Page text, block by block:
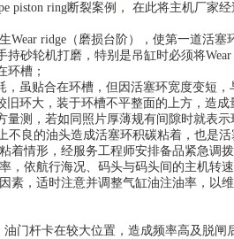
piston ring断裂案例， 在此将主机厂家
ridge（磨损台阶），使第一道活塞
砂轮机打磨，特别是吊缸时必须将Wear
环槽；
虽贴合在环槽，但因活塞环宽度变短，
环大，装于环槽不平整面的上方，造成
测，若如同照片厚薄规有间隙时就表示
不良的油头造成活塞环积碳粘着，也是
着情形，经服务工程师安排备品紧急调
，依航行海况、码头与码头间的主机转
素，适时注意并调整气缸油注油率，以
门杆卡在较大位置，造成频率高及脱闸